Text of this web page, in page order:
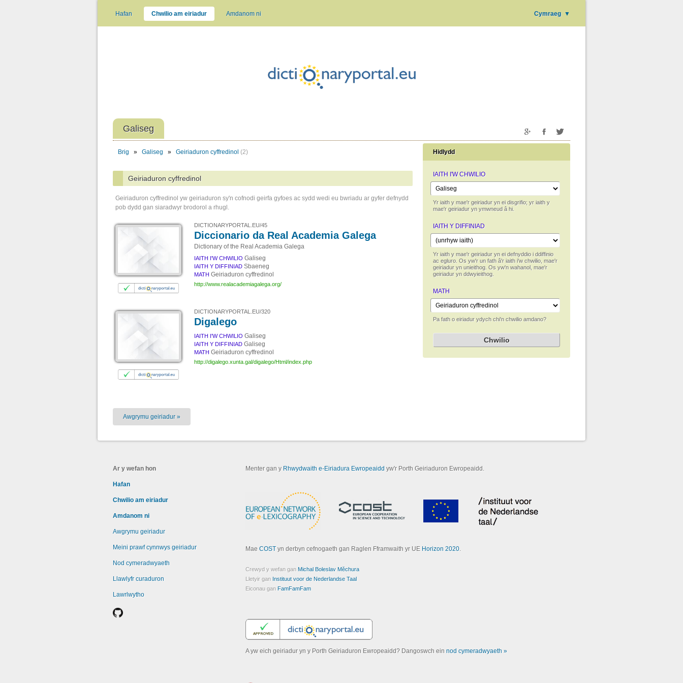
Hafan Chwilio am eiriadur Amdanom ni Cymraeg ▼
Galiseg
Hidlydd
IAITH I'W CHWILIO
Yr iaith y mae'r geiriadur yn ei disgrifio; yr iaith y
mae'r geiriadur yn ymwneud â hi.
IAITH Y DIFFINIAD
Yr iaith y mae'r geiriadur yn ei defnyddio i ddiffinio
ac egluro. Os yw'r un fath â'r iaith i'w chwilio, mae'r
geiriadur yn unieithog. Os yw'n wahanol, mae'r
geiriadur yn ddwyieithog.
MATH
Pa fath o eiriadur ydych chi'n chwilio amdano?
Brig » Galiseg » Geiriaduron cyffredinol (2)
Geiriaduron cyffredinol
Geiriaduron cyffredinol yw geiriaduron sy'n cofnodi geirfa gyfoes ac sydd wedi eu bwriadu ar gyfer defnydd
pob dydd gan siaradwyr brodorol a rhugl.
DICTIONARYPORTAL.EU/45
Diccionario da Real Academia Galega
Dictionary of the Real Academia Galega
IAITH I'W CHWILIO Galiseg
IAITH Y DIFFINIAD Sbaeneg
MATH Geiriaduron cyffredinol
http://www.realacademiagalega.org/
DICTIONARYPORTAL.EU/320
Digalego
IAITH I'W CHWILIO Galiseg
IAITH Y DIFFINIAD Galiseg
MATH Geiriaduron cyffredinol
http://digalego.xunta.gal/digalego/Html/index.php
Awgrymu geiriadur »
Ar y wefan hon
Hafan
Chwilio am eiriadur
Amdanom ni
Awgrymu geiriadur
Meini prawf cynnwys geiriadur
Nod cymeradwyaeth
Llawlyfr curaduron
Lawrlwytho
Menter gan y Rhwydwaith e-Eiriadura Ewropeaidd yw'r Porth Geiriaduron Ewropeaidd.
Mae COSTyn derbyn cefnogaeth gan Raglen Fframwaith yr UE Horizon 2020.
Crewyd y wefan gan Michal Boleslav Měchura
Lletyir gan Instituut voor de Nederlandse Taal
Eiconau gan FamFamFam
A yw eich geiriadur yn y Porth Geiriaduron Ewropeaidd? Dangoswch ein nod cymeradwyaeth »